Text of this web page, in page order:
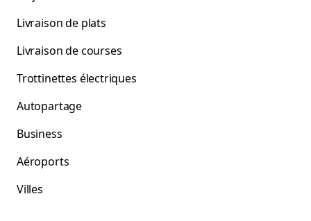
Livraison de plats
Livraison de courses
Trottinettes électriques
Autopartage
Business
Aéroports
Villes